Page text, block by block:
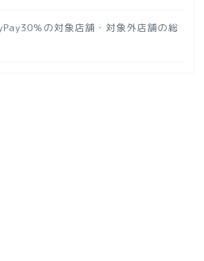
％の対象店舗・対象外店舗の総